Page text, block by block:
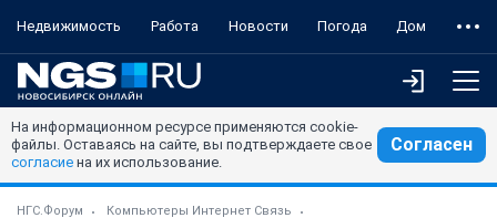
Недвижимость Работа Новости Погода Дом
На информационном ресурсе применяются cookie-
файлы. Оставаясь на сайте, вы подтверждаете свое
согласие на их использование.
Согласен
НГС.Форум
Компьютеры Интернет Связь